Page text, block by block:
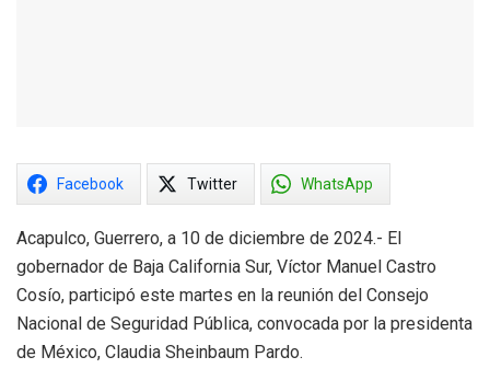
Facebook Twitter WhatsApp
Acapulco, Guerrero, a 10 de diciembre de 2024.- El
gobernador de Baja California Sur, Víctor Manuel Castro
Cosío, participó este martes en la reunión del Consejo
Nacional de Seguridad Pública, convocada por la presidenta
de México, Claudia Sheinbaum Pardo.